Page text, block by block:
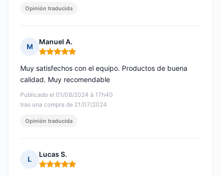
Opinión traducida
M
Manuel A.
Nota: 5 de 5
Publicado el 01/08/2024 à 17h40
tras una compra de 21/07/2024
Muy satisfechos con el equipo. Productos de buena
calidad. Muy recomendable
Opinión traducida
L
Lucas S.
Nota: 5 de 5